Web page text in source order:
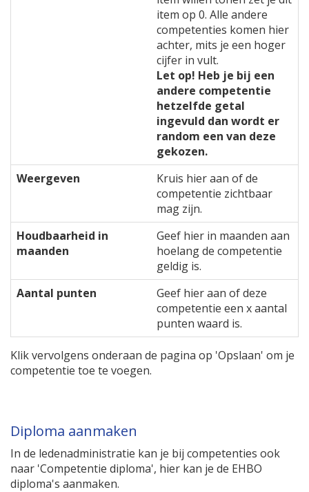
item op 0. Alle andere
competenties komen hier
achter, mits je een hoger
cijfer in vult.
Let op! Heb je bij een
andere competentie
hetzelfde getal
ingevuld dan wordt er
random een van deze
gekozen.
Weergeven
Kruis hier aan of de
competentie zichtbaar
mag zijn.
Houdbaarheid in
maanden
Geef hier in maanden aan
hoelang de competentie
geldig is.
Aantal punten
Geef hier aan of deze
competentie een x aantal
punten waard is.
Klik vervolgens onderaan de pagina op 'Opslaan' om je
competentie toe te voegen.
Diploma aanmaken
In de ledenadministratie kan je bij competenties ook
naar 'Competentie diploma', hier kan je de EHBO
diploma's aanmaken.